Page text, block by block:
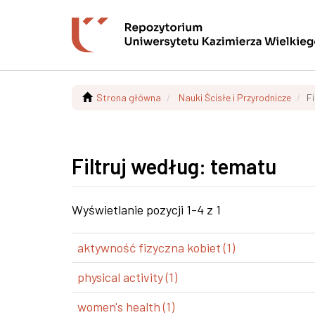
Strona główna Nauki Ścisłe i Przyrodnicze
Filtruj według: tematu
Wyświetlanie pozycji 1-4 z 1
aktywność fizyczna kobiet (1)
physical activity (1)
women's health (1)